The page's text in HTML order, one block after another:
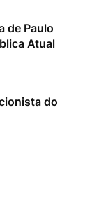
de Paulo
Atual
do